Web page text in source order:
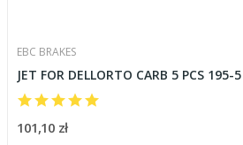
EBC BRAKES
JET FOR DELLORTO CARB 5 PCS 195-5
101,10 zł